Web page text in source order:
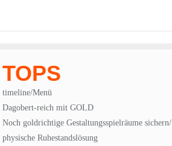
TOPS
timeline/Menü
Dagobert-reich mit GOLD
Noch goldrichtige Gestaltungsspielräume sichern/
physische Ruhestandslösung